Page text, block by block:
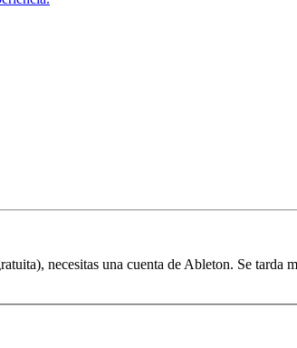
necesitas una cuenta de Ableton. Se tarda